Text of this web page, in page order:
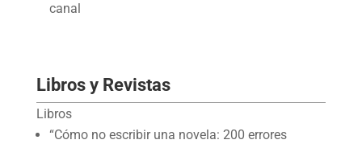
canal
Libros y Revistas
Libros
“Cómo no escribir una novela: 200 errores